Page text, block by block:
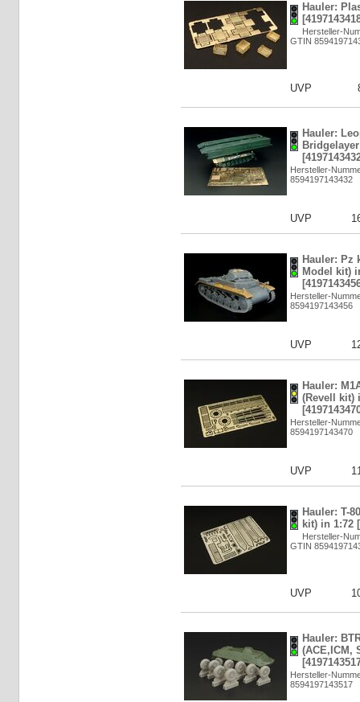
Hauler:
Hersteller-
GTIN
UVP
Hauler:
Hersteller-
8594197143432
UVP
Hauler: Pz
Model kit)
Hersteller-
8594197143456
UVP
Hauler:
(Revell kit)
Hersteller-
8594197143470
UVP
Hauler: T-
kit) in 1:72
Hersteller-
GTIN
UVP
Hauler:
(ACE,ICM,
Hersteller-
8594197143517